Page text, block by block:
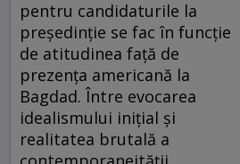
pentru candidaturile la
preşedinţie se fac în funcţie
de atitudinea faţă de
prezenţa americană la
Bagdad. Între evocarea
idealismului iniţial şi
realitatea brutală a